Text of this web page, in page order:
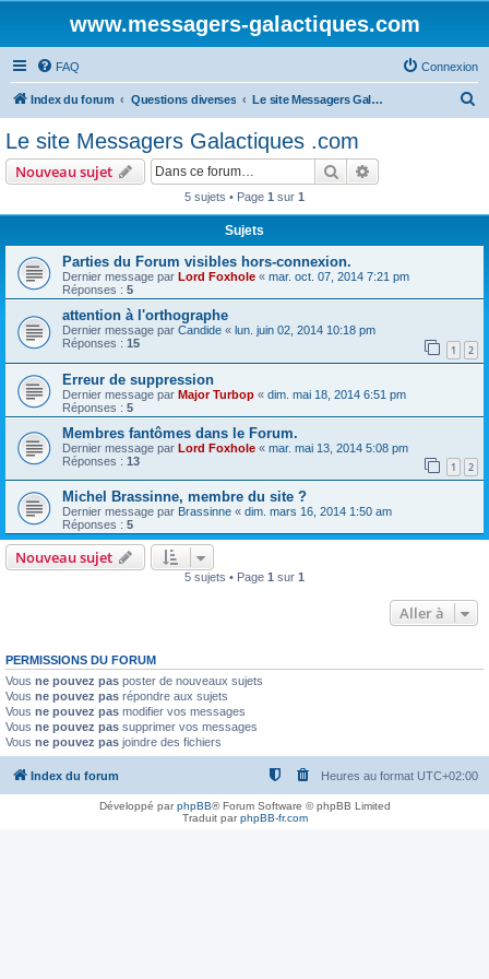
www.messagers-galactiques.com
FAQ Connexion
Index du forum Questions diverses Le site Messagers Galactiques .com
Le site Messagers Galactiques .com
Nouveau sujet Rechercher
5 sujets • Page 1 sur 1
Sujets
Parties du Forum visibles hors-connexion.
Dernier message par Lord Foxhole « mar. oct. 07, 2014 7:21 pm
Réponses : 5
attention à l'orthographe
Dernier message par Candide « lun. juin 02, 2014 10:18 pm
Réponses : 15 1 2
Erreur de suppression
Dernier message par Major Turbop « dim. mai 18, 2014 6:51 pm
Réponses : 5
Membres fantômes dans le Forum.
Dernier message par Lord Foxhole « mar. mai 13, 2014 5:08 pm
Réponses : 13 1 2
Michel Brassinne, membre du site ?
Dernier message par Brassinne « dim. mars 16, 2014 1:50 am
Réponses : 5
Nouveau sujet
5 sujets • Page 1 sur 1
Aller à
PERMISSIONS DU FORUM
Vous ne pouvez pas poster de nouveaux sujets
Vous ne pouvez pas répondre aux sujets
Vous ne pouvez pas modifier vos messages
Vous ne pouvez pas supprimer vos messages
Vous ne pouvez pas joindre des fichiers
Index du forum Heures au format UTC+02:00
Développé parphpBB® Forum Software © phpBB Limited
Traduit parphpBB-fr.com